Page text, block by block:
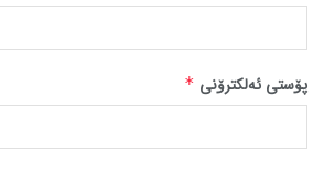
پۆستی ئەلکترۆنی *